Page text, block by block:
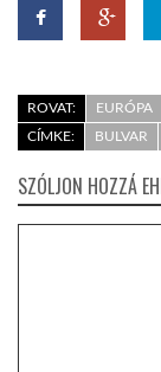
ROVAT: EURÓPA
CÍMKE:
BULVAR
SZÓLJON HOZZÁ